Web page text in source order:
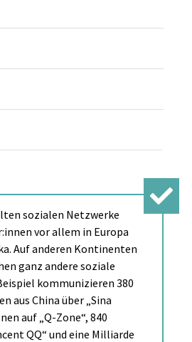
sozialen Netzwerke
vor allem in Europa
Auf anderen Kontinenten
ganz andere soziale
kommunizieren 380
aus China über „Sina
auf „Q-Zone“, 840
QQ“ und eine Milliarde